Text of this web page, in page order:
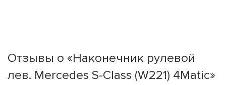
Отзывы о «Наконечник рулевой
лев. Mercedes S-Class (W221) 4Matic»